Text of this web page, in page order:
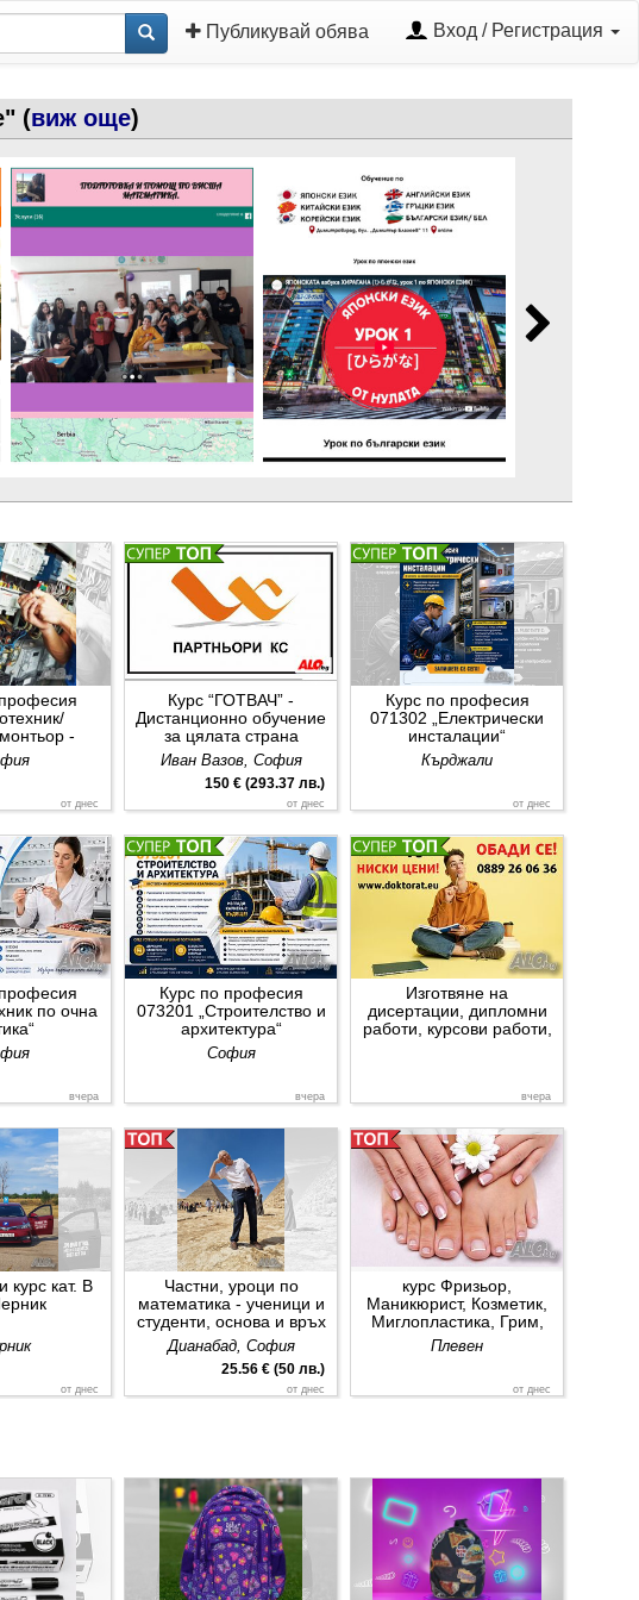
Публикувай обява Вход / Регистрация
(виж още)
от днес
-
или
за цялата
150 € (293.37 лв.)
от днес
Курс “ГОТВАЧ” -
Дистанционно обучение
за цялата страна
Иван Вазов, София
от днес
Курс по професия
071302 „Електрически
инсталации“
Кърджали
вчера
по очна
вчера
Курс по професия
073201 „Строителство и
архитектура“
София
вчера
Изготвяне на
дисертации, дипломни
работи, курсови работи,
от днес
курс кат. В
25.56 € (50 лв.)
от днес
Частни, уроци по
математика - ученици и
студенти, основа и връх
на пирамидата!
Дианабад, София
от днес
курс Фризьор,
Маникюрист, Козметик,
Миглопластика, Грим,
Бръснарство в Плевен
Плевен
курс
Професионален курс
курс „Строителен техник-